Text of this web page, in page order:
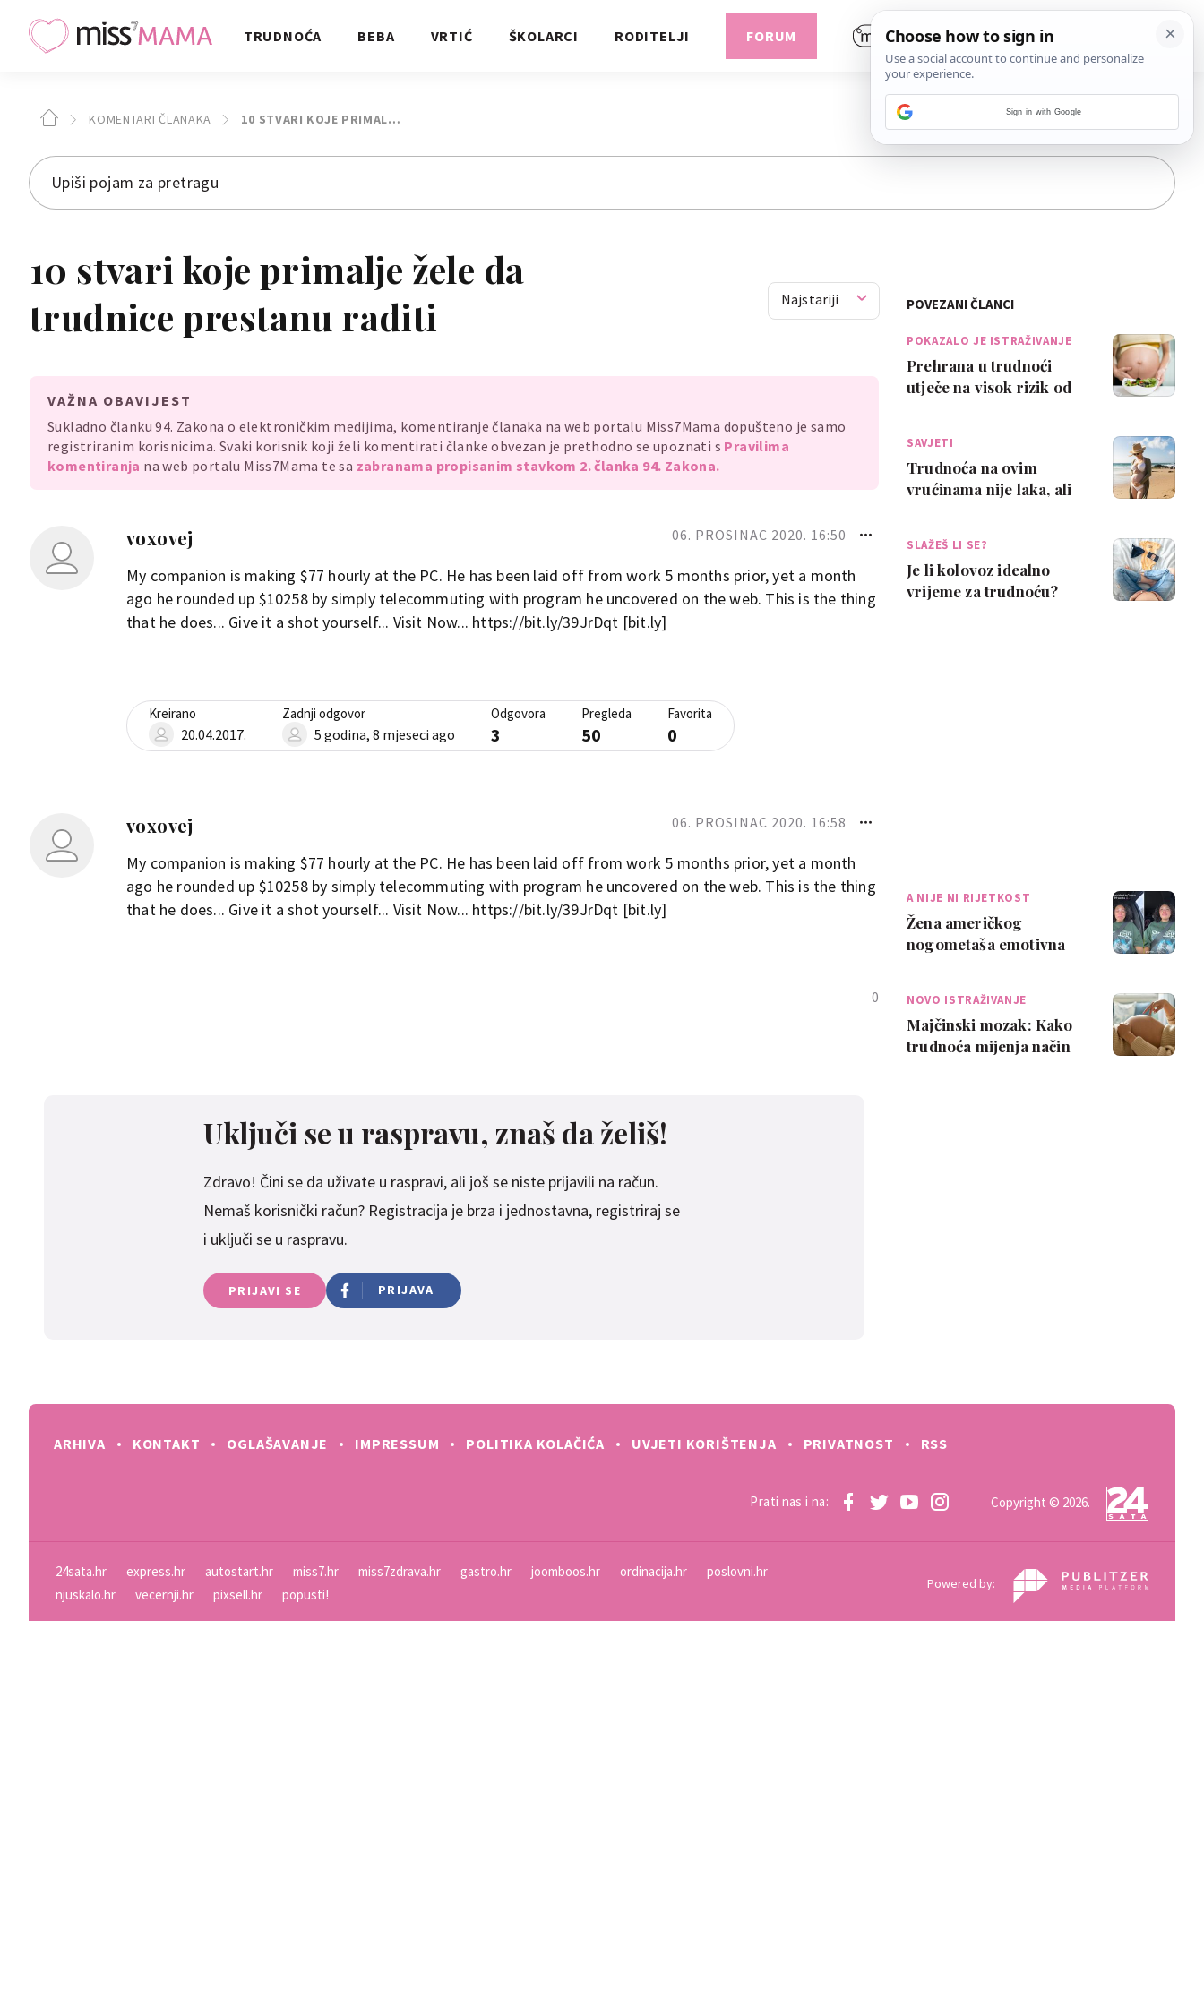
TRUDNOĆA BEBA VRTIĆ ŠKOLARCI RODITELJI FORUM
KOMENTARI ČLANAKA 10 STVARI KOJE PRIMAL…
10 stvari koje primalje žele da
trudnice prestanu raditi
Najstariji
VAŽNA OBAVIJEST
Sukladno članku 94. Zakona o elektroničkim medijima, komentiranje članaka na web portalu Miss7Mama dopušteno je samo
registriranim korisnicima. Svaki korisnik koji želi komentirati članke obvezan je prethodno se upoznati s Pravilima
komentiranja na web portalu Miss7Mama te sa zabranama propisanim stavkom 2. članka 94. Zakona.
voxovej 06. PROSINAC 2020. 16:50
My companion is making $77 hourly at the PC. He has been laid off from work 5 months prior, yet a month
ago he rounded up $10258 by simply telecommuting with program he uncovered on the web. This is the thing
that he does... Give it a shot yourself... Visit Now... https://bit.ly/39JrDqt [bit.ly]
Kreirano
20.04.2017.
Zadnji odgovor
5 godina, 8 mjeseci ago
Odgovora
3
Pregleda
50
Favorita
0
voxovej 06. PROSINAC 2020. 16:58
My companion is making $77 hourly at the PC. He has been laid off from work 5 months prior, yet a month
ago he rounded up $10258 by simply telecommuting with program he uncovered on the web. This is the thing
that he does... Give it a shot yourself... Visit Now... https://bit.ly/39JrDqt [bit.ly]
0
Uključi se u raspravu, znaš da želiš!
Zdravo! Čini se da uživate u raspravi, ali još se niste prijavili na račun.
Nemaš korisnički račun? Registracija je brza i jednostavna, registriraj se
i uključi se u raspravu.
PRIJAVI SE PRIJAVA
POVEZANI ČLANCI
POKAZALO JE ISTRAŽIVANJE
Prehrana u trudnoći
utječe na visok rizik od
SAVJETI
Trudnoća na ovim
vrućinama nije laka, ali
SLAŽEŠ LI SE?
Je li kolovoz idealno
vrijeme za trudnoću?
A NIJE NI RIJETKOST
Žena američkog
nogometaša emotivna
sramota ik…
NOVO ISTRAŽIVANJE
Majčinski mozak: Kako
trudnoća mijenja način
ARHIVA KONTAKT OGLAŠAVANJE IMPRESSUM POLITIKA KOLAČIĆA UVJETI KORIŠTENJA PRIVATNOST RSS
Prati nas i na: Copyright © 2026.
24sata.hr express.hr autostart.hr miss7.hr miss7zdrava.hr gastro.hr joomboos.hr ordinacija.hr
poslovni.hr
njuskalo.hr
vecernji.hr pixsell.hr popusti!
Powered by:
Sign in with Google